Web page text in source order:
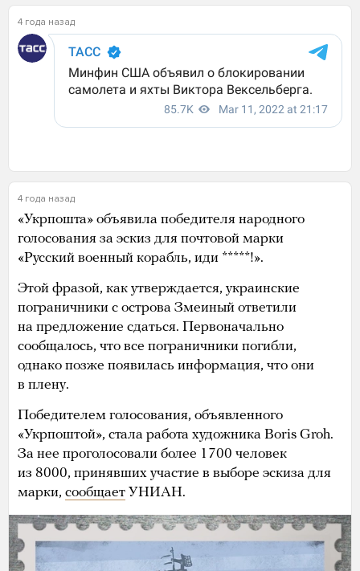
4 года назад
4 года назад
«Укрпошта» объявила победителя народного
голосования за эскиз для почтовой марки
«Русский военный корабль, иди *****!».
Этой фразой, как утверждается, украинские
пограничники с острова Змеиный ответили
на предложение сдаться. Первоначально
сообщалось, что все пограничники погибли,
однако позже появилась информация, что они
в плену.
Победителем голосования, объявленного
«Укрпоштой», стала работа художника Boris Groh.
За нее проголосовали более 1700 человек
из 8000, принявших участие в выборе эскиза для
марки, сообщает УНИАН.